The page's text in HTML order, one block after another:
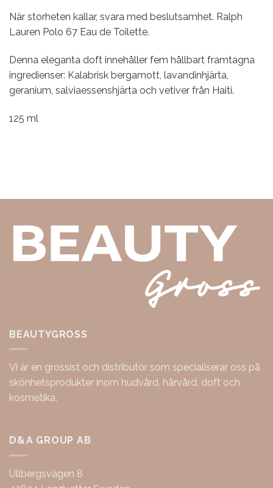
När storheten kallar, svara med beslutsamhet. Ralph
Lauren Polo 67 Eau de Toilette.
Denna eleganta doft innehåller fem hållbart framtagna
ingredienser: Kalabrisk bergamott, lavandinhjärta,
geranium, salviaessenshjärta och vetiver från Haiti.
125 ml
BEAUTYGROSS
Vi är en grossist och distributör som specialiserar oss på
skönhetsprodukter inom hudvård, hårvård, doft och
kosmetika.
D&A GROUP AB
Ullbergsvägen 8